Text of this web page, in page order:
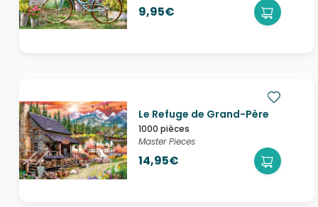
9,95€
Le Refuge de Grand-Père
1000 pièces
Master Pieces
14,95€